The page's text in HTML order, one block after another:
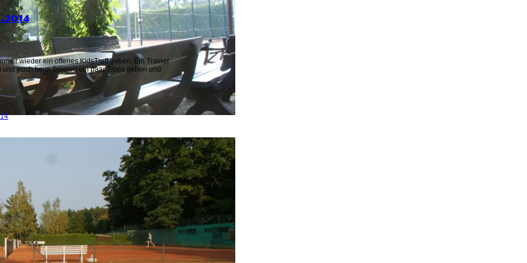
wieder ein offenes KidsTreff geben. Ein Trainer
euch beim Spielen ein paar Tipps geben und